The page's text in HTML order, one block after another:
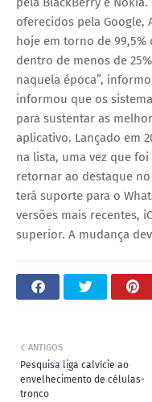
oferecidos pela
hoje em torno de 99,5%
dentro de menos de
naquela época”,
informou que os
para sustentar as
aplicativo. Lançado em
na lista, uma vez que
retornar ao destaque
terá suporte para o
versões mais recentes,
superior. A mudança
ANTIGOS
Pesquisa liga calvície ao
envelhecimento de células-
tronco